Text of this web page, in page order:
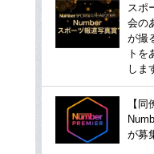
スポ
会の
が撮
トを
しま
【
が募